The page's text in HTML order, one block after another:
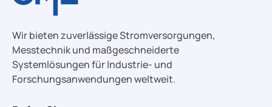
Wir bieten zuverlässige Stromversorgungen,
Messtechnik und maßgeschneiderte
Systemlösungen für Industrie- und
Forschungsanwendungen weltweit.